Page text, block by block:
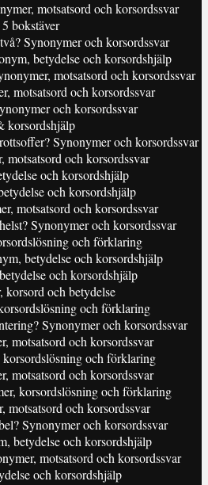
motsatsord och korsordssvar
bokstäver
Synonymer och korsordssvar
betydelse och korsordshjälp
motsatsord och korsordssvar
motsatsord och korsordssvar
och korsordssvar
korsordshjälp
Synonymer och korsordssvar
motsatsord och korsordssvar
och korsordshjälp
och korsordshjälp
motsatsord och korsordssvar
Synonymer och korsordssvar
och förklaring
betydelse och korsordshjälp
och korsordshjälp
och betydelse
och förklaring
Synonymer och korsordssvar
motsatsord och korsordssvar
och förklaring
motsatsord och korsordssvar
korsordslösning och förklaring
motsatsord och korsordssvar
Synonymer och korsordssvar
betydelse och korsordshjälp
motsatsord och korsordssvar
och korsordshjälp